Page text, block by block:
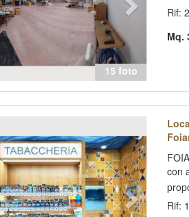
15 foto
Rif:
Mq.
con
Rif: